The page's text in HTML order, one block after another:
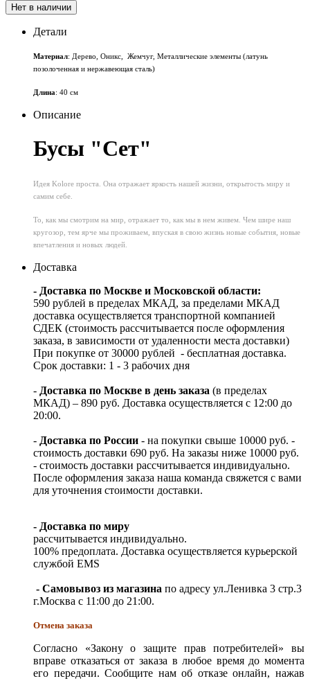
Нет в наличии
Детали
Материал: Дерево, Оникс, Жемчуг, Металлические элементы (латунь
позолоченная и нержавеющая сталь)
Длина: 40 см
Описание
Бусы "Сет"
Идея Kolore проста. Она отражает яркость нашей жизни, открытость миру и
самим себе.
То, как мы смотрим на мир, отражает то, как мы в нем живем. Чем шире наш
кругозор, тем ярче мы проживаем, впуская в свою жизнь новые события, новые
впечатления и новых людей.
Доставка
- Доставка по Москве и Московской области:
590 рублей в пределах МКАД, за пределами МКАД
доставка осуществляется транспортной компанией
СДЕК (стоимость рассчитывается после оформления
заказа, в зависимости от удаленности места доставки)
При покупке от 30000 рублей - бесплатная доставка.
Срок доставки: 1 - 3 рабочих дня
- Доставка по Москве в день заказа (в пределах
МКАД) – 890 руб. Доставка осуществляется с 12:00 до
20:00.
- Доставка по России - на покупки свыше 10000 руб. -
стоимость доставки 690 руб. На заказы ниже 10000 руб.
- стоимость доставки рассчитывается индивидуально.
После оформления заказа наша команда свяжется с вами
для уточнения стоимости доставки.
- Доставка по миру
рассчитывается индивидуально.
100% предоплата. Доставка осуществляется курьерской
службой EMS
- Самовывоз из магазина по адресу ул.Ленивка 3 стр.3
г.Москва с 11:00 до 21:00.
Отмена заказа
Согласно «Закону о защите прав потребителей» вы
вправе отказаться от заказа в любое время до момента
его передачи. Сообщите нам об отказе онлайн, нажав